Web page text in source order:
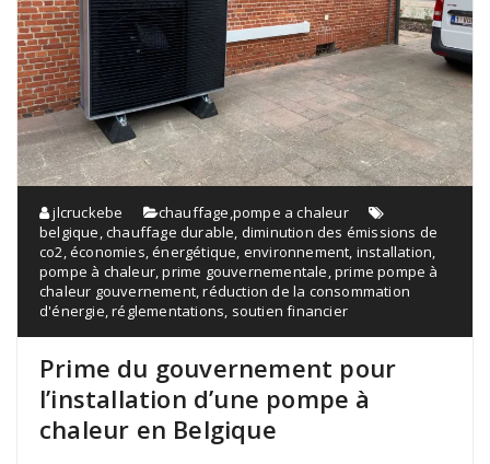
jlcruckebe chauffage pompe a chaleur
belgique ,chauffage durable diminution des émissions de
co2 ,économies ,énergétique environnement installation
pompe à chaleur ,prime gouvernementale ,prime pompe à
chaleur gouvernement ,réduction de la consommation
d'énergie ,réglementations soutien financier
Prime du gouvernement pour
l’installation d’une pompe à
chaleur en Belgique